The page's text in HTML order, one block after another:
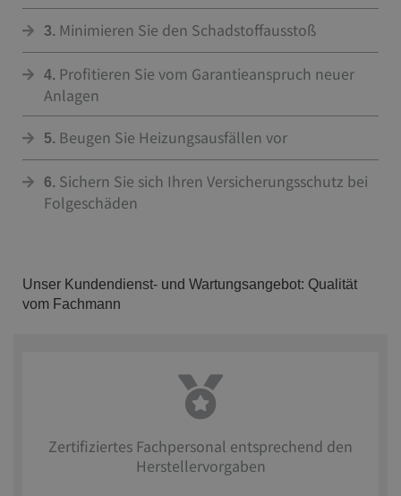
3. Minimieren Sie den Schadstoffausstoß
4. Profitieren Sie vom Garantieanspruch neuer
Anlagen
5. Beugen Sie Heizungsausfällen vor
6. Sichern Sie sich Ihren Versicherungsschutz bei
Folgeschäden
Unser Kundendienst- und Wartungsangebot: Qualität
vom Fachmann
Zertifiziertes Fachpersonal entsprechend den
Herstellervorgaben